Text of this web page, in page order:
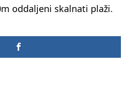
oddaljeni skalnati plaži.